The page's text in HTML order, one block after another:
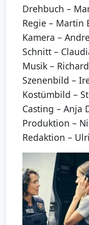
Drehbuch –
Regie – Martin
Kamera –
Schnitt –
Musik –
Szenenbild –
Kostümbild –
Casting – Anja
Produktion –
Redaktion –